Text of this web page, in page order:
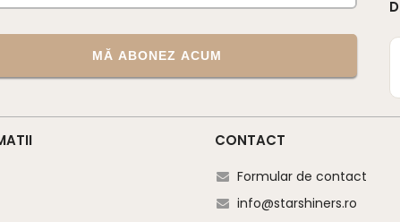
MĂ ABONEZ ACUM
CONTACT
Formular de contact
info@starshiners.ro